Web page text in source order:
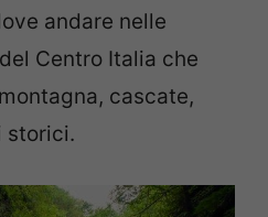
andare nelle
Centro Italia che
cascate,
storici.